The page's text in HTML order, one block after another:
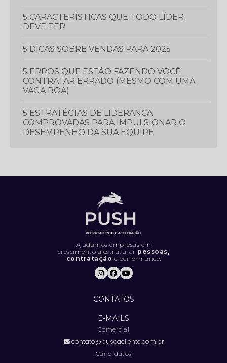
5 CARACTERÍSTICAS QUE TODO LÍDER
DEVE TER
5 DICAS SOBRE VENDAS PARA 2025
5 ERROS QUE ESTÃO FAZENDO VOCÊ
CONTRATAR ERRADO (MESMO COM UMA
VAGA BOA)
5 ESTRATÉGIAS DE LIDERANÇA
COMPROVADAS PARA IMPULSIONAR O
DESEMPENHO DA SUA EQUIPE
O DESEMPENHO DA SUA EQUIPE DE
CONTRATANDO DA FORMA ERRADA (E
COMO RESOLVER).
NÃO DEVE FAZER EM UMA ENTREVISTA DE
Ajudamos empresas em
crescimento a estruturar pessoas,
contratação e performance.
CONTATOS
E-MAILS
Comercial
contato@buscacliente.com.br
Candidatos